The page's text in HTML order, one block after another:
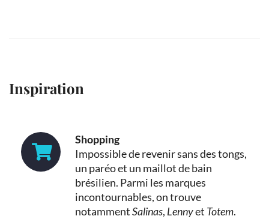
Inspiration
Shopping
Impossible de revenir sans des tongs,
un paréo et un maillot de bain
brésilien. Parmi les marques
incontournables, on trouve
notammentSalinas, Lennyet Totem.